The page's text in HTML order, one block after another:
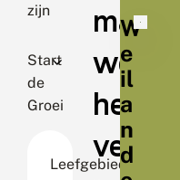
zijn
Start
de
Groei
Leefgebied
maken
we
het
verschil
W
e
il
a
n
d